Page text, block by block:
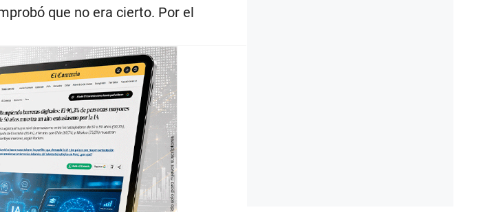
que no era cierto. Por el